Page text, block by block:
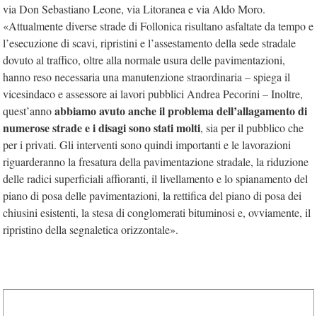
via Don Sebastiano Leone, via Litoranea e via Aldo Moro.
«Attualmente diverse strade di Follonica risultano asfaltate da tempo e
l’esecuzione di scavi, ripristini e l’assestamento della sede stradale
dovuto al traffico, oltre alla normale usura delle pavimentazioni,
hanno reso necessaria una manutenzione straordinaria – spiega il
vicesindaco e assessore ai lavori pubblici Andrea Pecorini – Inoltre,
quest’annoabbiamo avuto anche il problema dell’allagamento di
numerose strade e i disagi sono stati molti, sia per il pubblico che
per i privati. Gli interventi sono quindi importanti e le lavorazioni
riguarderanno la fresatura della pavimentazione stradale, la riduzione
delle radici superficiali affioranti, il livellamento e lo spianamento del
piano di posa delle pavimentazioni, la rettifica del piano di posa dei
chiusini esistenti, la stesa di conglomerati bituminosi e, ovviamente, il
ripristino della segnaletica orizzontale».